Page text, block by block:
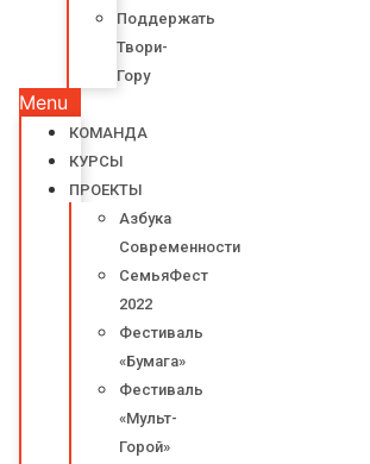
Поддержать
Твори-
Гору
Menu
КОМАНДА
КУРСЫ
ПРОЕКТЫ
Азбука
Современности
СемьяФест
2022
Фестиваль
«Бумага»
Фестиваль
«Мульт-
Горой»